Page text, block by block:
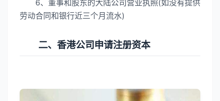
6、董事和股东的大陆公司营业执照(如没有提供
劳动合同和银行近三个月流水)
二、香港公司申请注册资本